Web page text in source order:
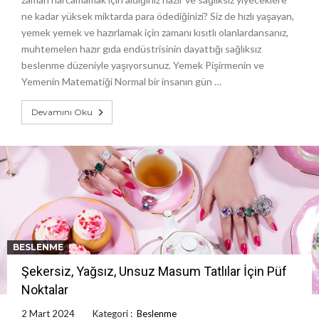
ne kadar yüksek miktarda para ödediğinizi? Siz de hızlı yaşayan,
yemek yemek ve hazırlamak için zamanı kısıtlı olanlardansanız,
muhtemelen hazır gıda endüstrisinin dayattığı sağlıksız
beslenme düzeniyle yaşıyorsunuz. Yemek Pişirmenin ve
Yemenin Matematiği Normal bir insanın gün …
Devamını Oku
BESLENME
Şekersiz, Yağsız, Unsuz Masum Tatlılar İçin Püf
Noktalar
2 Mart 2024 Kategori : Beslenme